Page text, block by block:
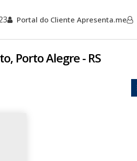
Portal do Cliente Apresenta.me
Porto Alegre - RS